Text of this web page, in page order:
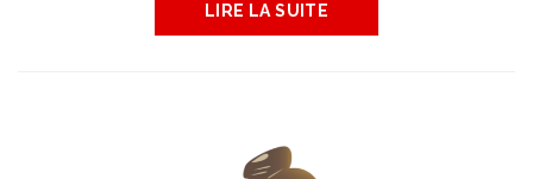
LIRE LA SUITE